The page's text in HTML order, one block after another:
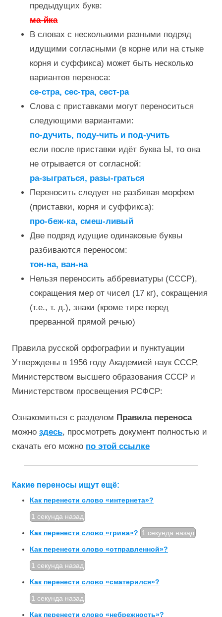
предыдущих букв:
ма-йка
В словах с несколькими разными подряд
идущими согласными (в корне или на стыке
корня и суффикса) может быть несколько
вариантов переноса:
се-стра, сес-тра, сест-ра
Слова с приставками могут переноситься
следующими вариантами:
по-дучить, поду-чить и под-учить
если после приставки идёт буква Ы, то она
не отрывается от согласной:
ра-зыграться, разы-граться
Переносить следует не разбивая морфем
(приставки, корня и суффикса):
про-беж-ка, смеш-ливый
Две подряд идущие одинаковые буквы
разбиваются переносом:
тон-на, ван-на
Нельзя переносить аббревиатуры (СССР),
сокращения мер от чисел (17 кг), сокращения
(т.е., т. д.), знаки (кроме тире перед
прерванной прямой речью)
Правила русской орфографии и пунктуации
Утверждены в 1956 году Академией наук СССР,
Министерством высшего образования СССР и
Министерством просвещения РСФСР:
Ознакомиться с разделом Правила переноса
можно здесь, просмотреть документ полностью и
скачать его можно по этой ссылке
Какие переносы ищут ещё:
Как перенести слово «интернета»?
1 секунда назад
Как перенести слово «грива»? 1 секунда назад
Как перенести слово «отправленной»?
1 секунда назад
Как перенести слово «сматерился»?
1 секунда назад
Как перенести слово «небрежность»?